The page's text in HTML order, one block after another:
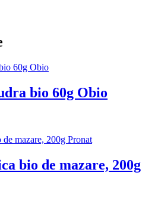
bio 60g Obio
bio de mazare, 200g